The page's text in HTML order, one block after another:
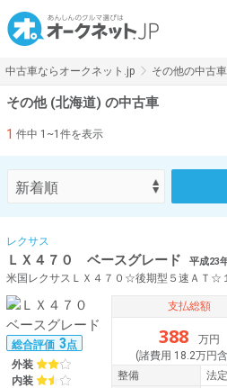
中古車ならオークネット.jp その他の中古車
その他 (北海道) の中古車
1 件中 1~1件を表示
レクサス
ＬＸ４７０ ベースグレード 平成23年
米国レクサスＬＸ４７０☆後期型５速ＡＴ☆
総合評価 3点
外装
内装
支払総額
388
万円
(諸費用 18.2万円
整備
法